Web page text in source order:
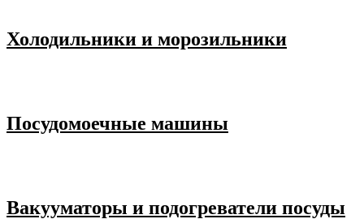
Холодильники и морозильники
Посудомоечные машины
Вакууматоры и подогреватели посуды